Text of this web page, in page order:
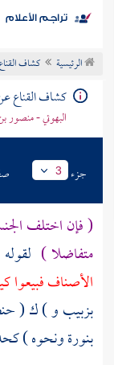
موضوعي
تراجم الأعلام
الرئيسية كشاف
كشاف القناع
البهوتي - منصور
جزء 3
( فإن اختلف
متفاضلا )
الأصناف فبيعوا
بزبيب و ) ك (
بنورة ونحوه )